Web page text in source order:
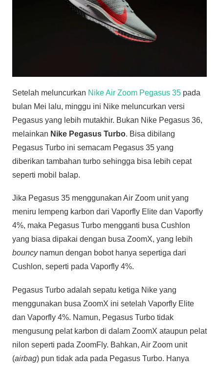
Setelah meluncurkan Nike Air Zoom Pegasus 35 pada
bulan Mei lalu, minggu ini Nike meluncurkan versi
Pegasus yang lebih mutakhir. Bukan Nike Pegasus 36,
melainkan Nike Pegasus Turbo. Bisa dibilang
Pegasus Turbo ini semacam Pegasus 35 yang
diberikan tambahan turbo sehingga bisa lebih cepat
seperti mobil balap.
Jika Pegasus 35 menggunakan Air Zoom unit yang
meniru lempeng karbon dari Vaporfly Elite dan Vaporfly
4%, maka Pegasus Turbo mengganti busa Cushlon
yang biasa dipakai dengan busa ZoomX, yang lebih
bouncynamun dengan bobot hanya sepertiga dari
Cushlon, seperti pada Vaporfly 4%.
Pegasus Turbo adalah sepatu ketiga Nike yang
menggunakan busa ZoomX ini setelah Vaporfly Elite
dan Vaporfly 4%. Namun, Pegasus Turbo tidak
mengusung pelat karbon di dalam ZoomX ataupun pelat
nilon seperti pada ZoomFly. Bahkan, Air Zoom unit
(airbag) pun tidak ada pada Pegasus Turbo. Hanya